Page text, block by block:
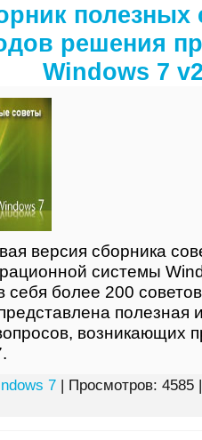
полезных
решения
Windows 7
версия сборника
системы
себя более 200
возникающих
7| Просмотров: 4585